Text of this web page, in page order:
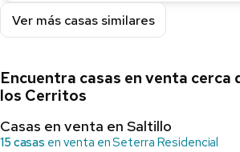
Ver más casas similares
Encuentra casas en venta cerca
los Cerritos
Casas en venta en Saltillo
15 casas en venta en Seterra Residencial